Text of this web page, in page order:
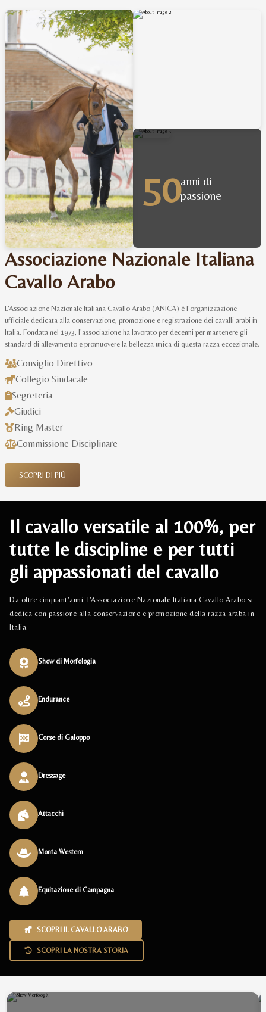
50anni di
passione
Associazione Nazionale Italiana
Cavallo Arabo
L'Associazione Nazionale Italiana Cavallo Arabo (ANICA) è l'organizzazione
ufficiale dedicata alla conservazione, promozione e registrazione dei cavalli arabi in
Italia. Fondata nel 1973, l'associazione ha lavorato per decenni per mantenere gli
standard di allevamento e promuovere la bellezza unica di questa razza eccezionale.
Consiglio Direttivo
Collegio Sindacale
Segreteria
Giudici
Ring Master
Commissione Disciplinare
SCOPRI DI PIÙ
Il cavallo versatile al 100%, per
tutte le discipline e per tutti
gli appassionati del cavallo
Da oltre cinquant'anni, l'Associazione Nazionale Italiana Cavallo Arabo si
dedica con passione alla conservazione e promozione della razza araba in
Italia.
Show di Morfologia
Endurance
Corse di Galoppo
Dressage
Attacchi
Monta Western
Equitazione di Campagna
SCOPRI IL CAVALLO ARABO
SCOPRI LA NOSTRA STORIA